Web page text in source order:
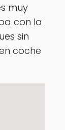
muy
con la
sin
coche